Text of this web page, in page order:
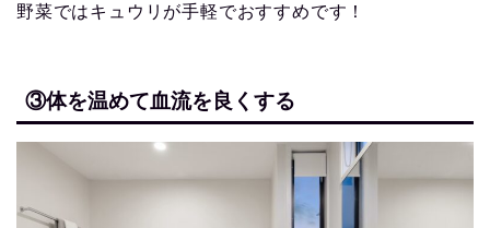
野菜ではキュウリが手軽でおすすめです！
③体を温めて血流を良くする